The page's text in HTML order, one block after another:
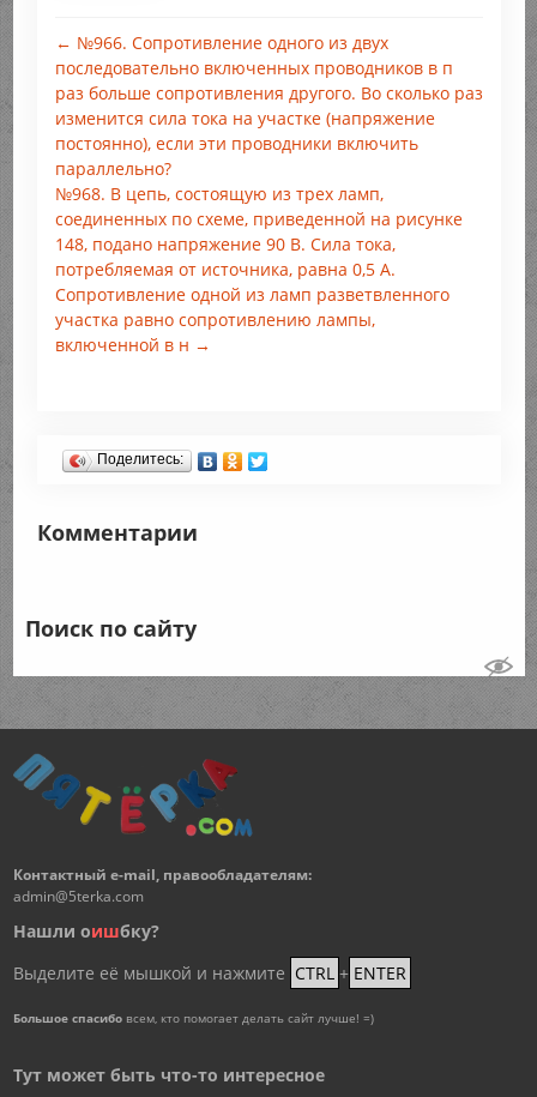
← №966. Сопротивление одного из двух
последовательно включенных проводников в п
раз больше сопротивления другого. Во сколько раз
изменится сила тока на участке (напряжение
постоянно), если эти проводники включить
параллельно?
№968. В цепь, состоящую из трех ламп,
соединенных по схеме, приведенной на рисунке
148, подано напряжение 90 В. Сила тока,
потребляемая от источника, равна 0,5 А.
Сопротивление одной из ламп разветвленного
участка равно сопротивлению лампы,
включенной в н →
Поделитесь:
Комментарии
Поиск по сайту
Контактный e-mail, правообладателям:
admin@5terka.com
Нашли оишбку?
Выделите её мышкой и нажмите CTRL + ENTER
Большое спасибовсем, кто помогает делать сайт лучше! =)
Тут может быть что-то интересное